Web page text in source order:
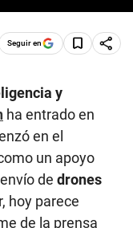
Seguir en
y
ha entrado en
en el
un apoyo
de drones
hoy parece
de la prensa